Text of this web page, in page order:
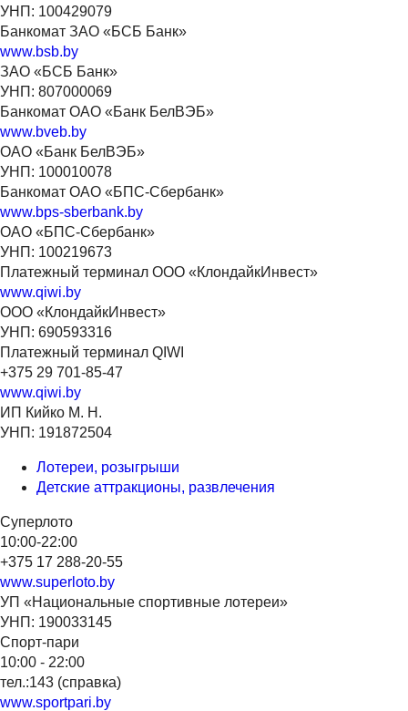
УНП: 100429079
Банкомат ЗАО «БСБ Банк»
www.bsb.by
ЗАО «БСБ Банк»
УНП: 807000069
Банкомат ОАО «Банк БелВЭБ»
www.bveb.by
ОАО «Банк БелВЭБ»
УНП: 100010078
Банкомат ОАО «БПС-Сбербанк»
www.bps-sberbank.by
ОАО «БПС-Сбербанк»
УНП: 100219673
Платежный терминал ООО «КлондайкИнвест»
www.qiwi.by
ООО «КлондайкИнвест»
УНП: 690593316
Платежный терминал QIWI
+375 29 701-85-47
www.qiwi.by
ИП Кийко М. Н.
УНП: 191872504
Лотереи, розыгрыши
Детские аттракционы, развлечения
Суперлото
10:00-22:00
+375 17 288-20-55
www.superloto.by
УП «Национальные спортивные лотереи»
УНП: 190033145
Спорт-пари
10:00 - 22:00
тел.:143 (справка)
www.sportpari.by